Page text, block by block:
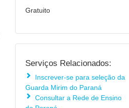
Gratuito
Serviços Relacionados:
Inscrever-se para seleção da
Guarda Mirim do Paraná
Consultar a Rede de Ensino